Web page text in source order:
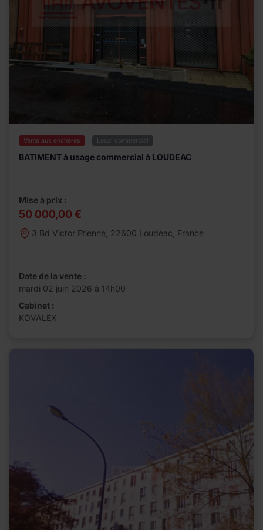
Vente aux enchères Local commercial
BATIMENT à usage commercial à LOUDEAC
Mise à prix :
50 000,00 €
3 Bd Victor Etienne, 22600 Loudéac, France
Date de la vente :
mardi 02 juin 2026 à 14h00
Cabinet :
KOVALEX